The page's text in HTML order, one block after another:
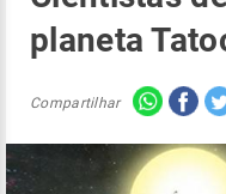
planeta
Compartilhar